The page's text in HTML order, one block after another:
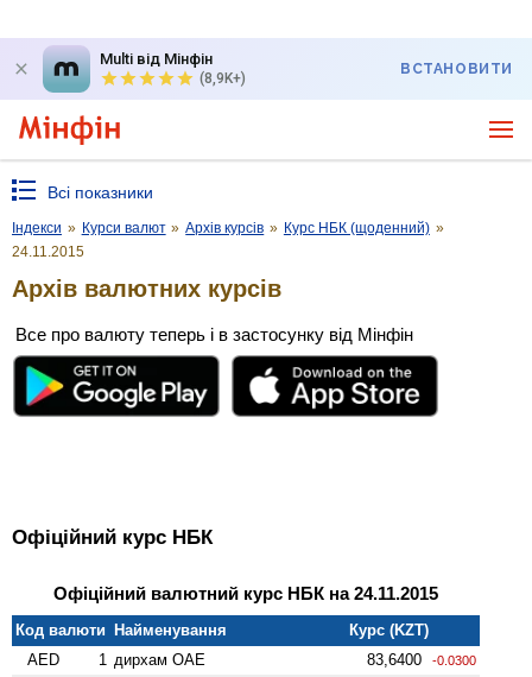
Multi від Мінфін
(8,9K+)
ВСТАНОВИТИ
Всі показники
Індекси » Курси валют » Архів курсів » Курс НБК (щоденний) »
24.11.2015
Архів валютних курсів
Все про валюту теперь і в застосунку від Мінфін
Офіційний курс НБК
Офіційний валютний курс НБК на 24.11.2015
Код валюти Найменування
Курс (KZT)
AED
1 дирхам ОАЕ 83,6400 -0.0300